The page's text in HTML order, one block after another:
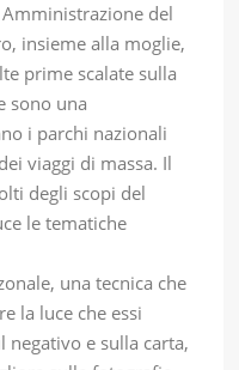
del
insieme alla moglie,
prime scalate sulla
sono una
i parchi nazionali
viaggi di massa. Il
degli scopi del
le tematiche
una tecnica che
la luce che essi
negativo e sulla carta,